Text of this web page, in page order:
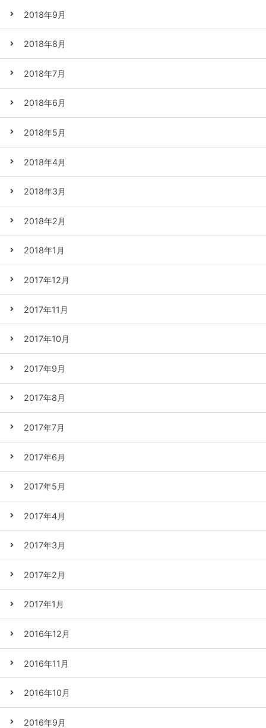
2018年9月
2018年8月
2018年7月
2018年6月
2018年5月
2018年4月
2018年3月
2018年2月
2018年1月
2017年12月
2017年11月
2017年10月
2017年9月
2017年8月
2017年7月
2017年6月
2017年5月
2017年4月
2017年3月
2017年2月
2017年1月
2016年12月
2016年11月
2016年10月
2016年9月